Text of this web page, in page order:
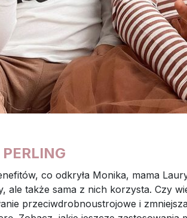
co odkryła Monika, mama
ale także sama z nich korzysta. Czy
przeciwdrobnoustrojowe i